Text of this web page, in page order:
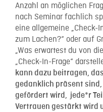
Anzahl an möglichen
nach Seminar fachlich
eine allgemeine „Check-
zum Lachen?“ oder auf
„Was erwartest du von
„Check-In-Frage“
kann dazu beitragen,
gedanklich präsent
gefördert wird, jede*r
Vertrauen gestärkt wird